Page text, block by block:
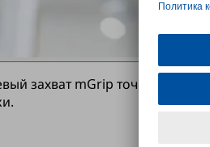
захват mGrip точно